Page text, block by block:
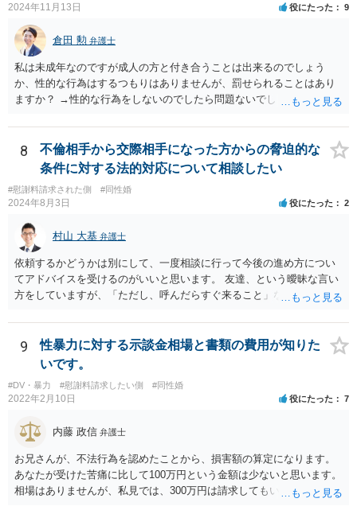
2024年11月13日 役にたった 9
倉田 勲 弁護士
私は未成年なのですが成人の方と付き合うことは出来るのでしょう
か、性的な行為はするつもりはありませんが、罰せられることはあり
ますか？ →性的な行為をしないのでしたら問題ないでしょう
8
不倫相手から交際相手になった方からの脅迫的な
条件に対する法的対応について相談したい
#慰謝料請求された側 #同性婚
2024年8月3日 役にたった 2
村山 大基 弁護士
依頼するかどうかは別にして、一度相談に行って今後の進め方につい
てアドバイスを受けるのがいいと思います。 友達、という曖昧な言い
方をしていますが、「ただし、呼んだらすぐ来ること」などと条件を
通り関わりを断つ方向がいいと思います。
9
性暴力に対する示談金相場と書類の費用が知りた
いです。
#DV・暴力 #慰謝料請求したい側 #同性婚
2022年2月10日 役にたった 7
内藤 政信 弁護士
お兄さんが、不法行為を認めたことから、損害額の算定になります。
あなたが受けた苦痛に比して100万円という金額は少ないと思います。
相場はありませんが、私見では、300万円は請求してもいいですね。